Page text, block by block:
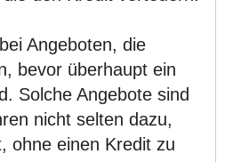
Angeboten, die
bevor überhaupt ein
Solche Angebote sind
nicht selten dazu,
ohne einen Kredit zu